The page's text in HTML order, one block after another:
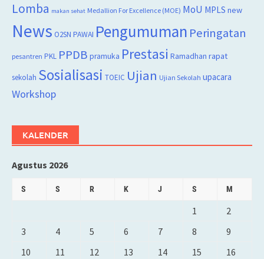
Lomba makan sehat Medallion For Excellence (MOE) MoU MPLS new
News O2SN PAWAI Pengumuman Peringatan
pesantren PKL PPDB pramuka Prestasi Ramadhan rapat
sekolah Sosialisasi TOEIC Ujian Ujian Sekolah upacara
Workshop
KALENDER
Agustus 2026
S S R K J S M
1
2
3
4 5 6 7 8
9
10
11 12 13 14 15
16